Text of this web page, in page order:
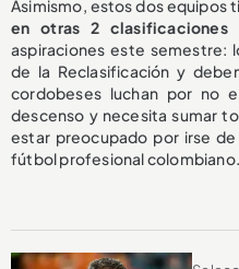
Asimismo, estos dos equipos
en otras 2 clasificaciones
aspiraciones este semestre:
de la Reclasificación y
cordobeses luchan por no
descenso y necesita sumar
estar preocupado por irse
fútbol profesional colombiano.